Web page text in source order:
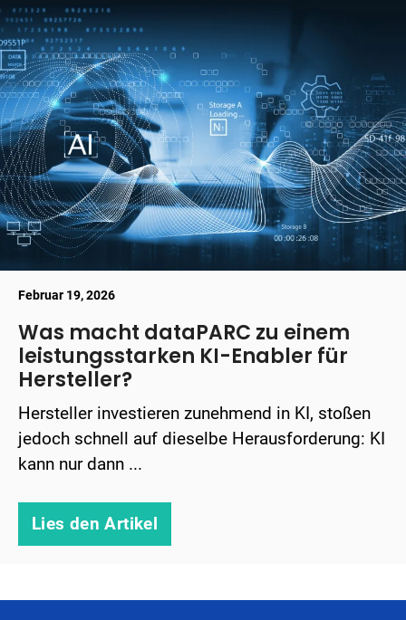
Februar 19, 2026
Was macht dataPARC zu einem
leistungsstarken KI-Enabler für
Hersteller?
Hersteller investieren zunehmend in KI, stoßen
jedoch schnell auf dieselbe Herausforderung: KI
kann nur dann ...
Lies den Artikel